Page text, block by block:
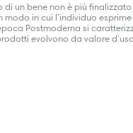
di un bene non è più
in cui l’individuo
Postmoderna si
evolvono da valore